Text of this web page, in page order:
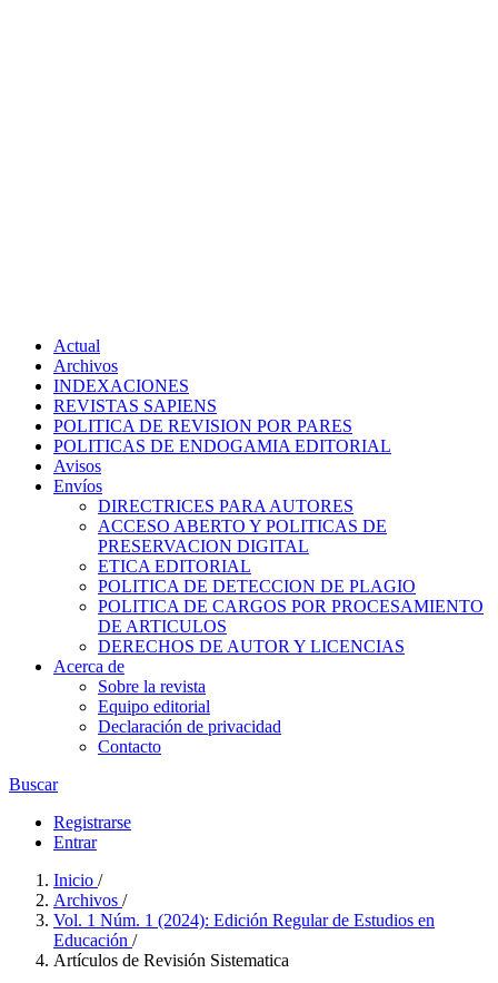
Actual
Archivos
INDEXACIONES
REVISTAS SAPIENS
POLITICA DE REVISION POR PARES
POLITICAS DE ENDOGAMIA EDITORIAL
Avisos
Envíos
DIRECTRICES PARA AUTORES
ACCESO ABERTO Y POLITICAS DE
PRESERVACION DIGITAL
ETICA EDITORIAL
POLITICA DE DETECCION DE PLAGIO
POLITICA DE CARGOS POR PROCESAMIENTO
DE ARTICULOS
DERECHOS DE AUTOR Y LICENCIAS
Acerca de
Sobre la revista
Equipo editorial
Declaración de privacidad
Contacto
Buscar
Registrarse
Entrar
Inicio /
Archivos /
Vol. 1 Núm. 1 (2024): Edición Regular de Estudios en
Educación /
Artículos de Revisión Sistematica